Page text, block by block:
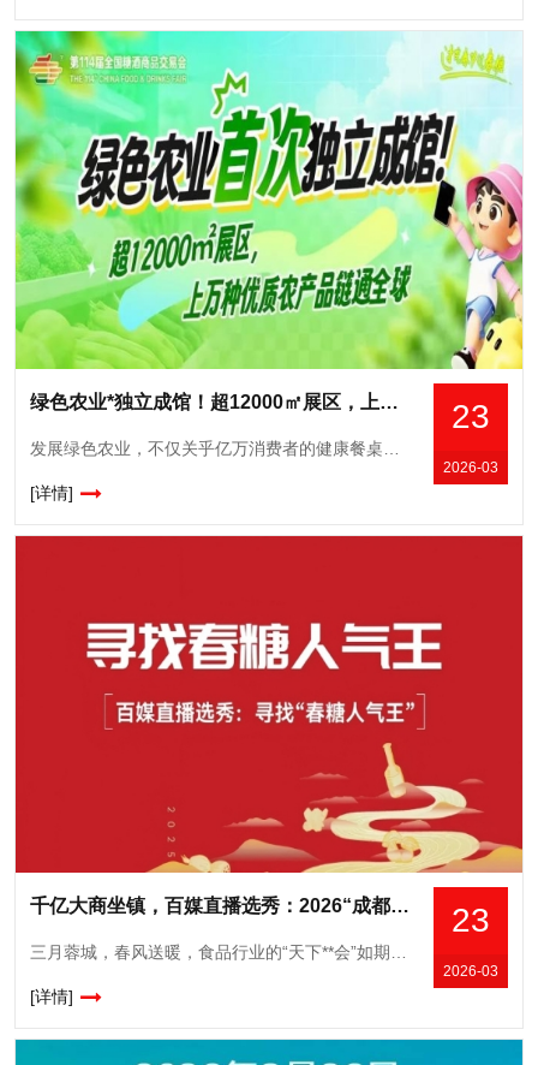
23
2026-03
绿色农业*独立成馆！超12000㎡展区，上万种优质农产品链通*
[详情]
23
2026-03
千亿大商坐镇，百媒直播选秀：2026“成都春糖人气王”即将启幕
[详情]